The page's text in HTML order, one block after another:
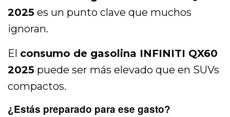
2025 es un punto clave que muchos
ignoran.
El consumo de gasolina INFINITI QX60
2025 puede ser más elevado que en SUVs
compactos.
¿Estás preparado para ese gasto?